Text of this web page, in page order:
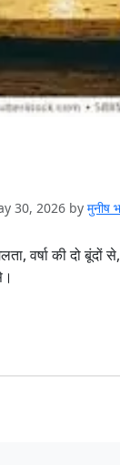
30, 2026 by मुनीष
वर्षा की दो बूंदों